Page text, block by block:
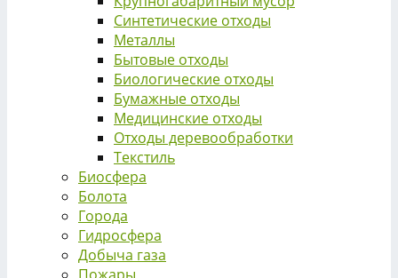
Синтетические отходы
Металлы
Бытовые отходы
Биологические отходы
Бумажные отходы
Медицинские отходы
Отходы деревообработки
Текстиль
Биосфера
Болота
Города
Гидросфера
Добыча газа